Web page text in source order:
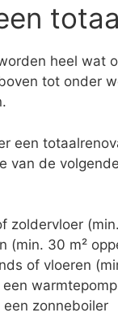
heel wat
tot onder
een
van de
zoldervloer
(min. 30 m²
of vloeren
warmtepomp
zonneboiler